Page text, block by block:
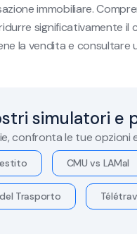
immobiliare.
significativamente il
la vendita e
simulatori e
confronta le tue
CMU vs LAMal
Trasporto